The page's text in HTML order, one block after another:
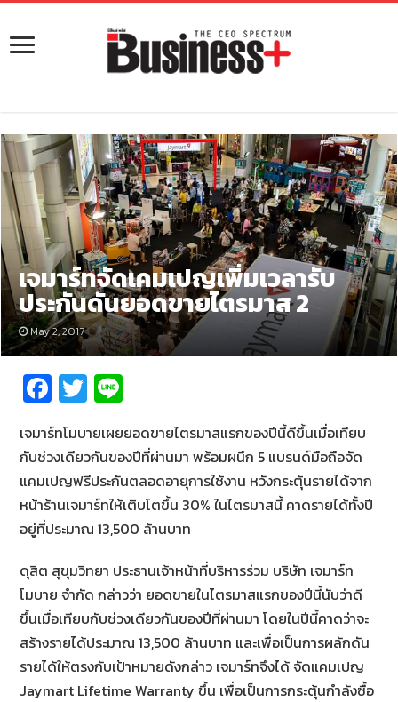
เจมาร์ทจัดเคมเปญเพิ่มเวลารับ
ประกันดันยอดขายไตรมาส 2
May 2, 2017
Fa
ce
b
o
o
k
T
wi
tt
er
e
เจมาร์ทโมบายเผยยอดขายไตรมาสแรกของปีนี้ดีขึ้นเมื่อเทียบ
กับช่วงเดียวกันของปีที่ผ่านมา พร้อมผนึก 5 แบรนด์มือถือจัด
แคมเปญฟรีประกันตลอดอายุการใช้งาน หวังกระตุ้นรายได้จาก
หน้าร้านเจมาร์ทให้เติบโตขึ้น 30% ในไตรมาสนี้ คาดรายได้ทั้งปี
อยู่ที่ประมาณ 13,500 ล้านบาท
ดุสิต สุขุมวิทยา ประธานเจ้าหน้าที่บริหารร่วม บริษัท เจมาร์ท
โมบาย จำกัด กล่าวว่า ยอดขายในไตรมาสแรกของปีนี้นับว่าดี
ขึ้นเมื่อเทียบกับช่วงเดียวกันของปีที่ผ่านมา โดยในปีนี้คาดว่าจะ
สร้างรายได้ประมาณ 13,500 ล้านบาท และเพื่อเป็นการผลักดัน
รายได้ให้ตรงกับเป้าหมายดังกล่าว เจมาร์ทจึงได้ จัดแคมเปญ
Jaymart Lifetime Warranty ขึ้น เพื่อเป็นการกระตุ้นกำลังซื้อ